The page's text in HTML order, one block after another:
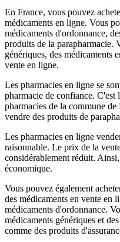
En France, vous pouvez
médicaments en ligne. Vous
médicaments d'ordonnance,
produits de la parapharmacie.
génériques, des médicaments
vente en ligne.
Les pharmacies en ligne se
pharmacie de confiance. C'est
pharmacies de la commune
vendre des produits de
Les pharmacies en ligne
raisonnable. Le prix de la
considérablement réduit.
économique.
Vous pouvez également
des médicaments en vente en
médicaments d'ordonnance.
médicaments génériques et
comme des produits